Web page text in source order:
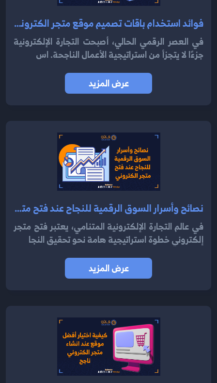
فوائد استخدام باقات تصميم موقع متجر الكتروني متكاملة 2024
في العصر الرقمي الحالي، أصبحت التجارة الإلكترونية
جزءًا لا يتجزأ من استراتيجية الأعمال الناجحة. اس
عرض المزيد
نصائح وأسرار السوق الرقمية للنجاح عند فتح متجر الكتروني 2024
في عالم التجارة الإلكترونية المتنامي، يعتبر فتح متجر
إلكتروني خطوة استراتيجية هامة نحو تحقيق النجا
عرض المزيد